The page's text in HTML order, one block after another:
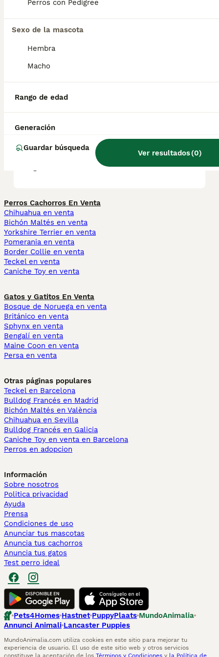
Perros con Pedigree
Sexo de la mascota
Hembra
Macho
Rango de edad
Generación
Guardar búsqueda
Ver resultados(0)
¿Cuánto cuestan los
cachorros de Lancashire
buenas mascotas?
¿Qué es un Texas heeler?
Perros Cachorros En Venta
Chihuahua en venta
Bichón Maltés en venta
Yorkshire Terrier en venta
Pomerania en venta
Border Collie en venta
Teckel en venta
Caniche Toy en venta
Gatos y Gatitos En Venta
Bosque de Noruega en venta
Británico en venta
Sphynx en venta
Bengalí en venta
Maine Coon en venta
Persa en venta
Otras páginas populares
Teckel en Barcelona
Bulldog Francés en Madrid
Bichón Maltés en València
Chihuahua en Sevilla
Bulldog Francés en Galicia
Caniche Toy en venta en Barcelona
Perros en adopcion
Información
Sobre nosotros
Politica privacidad
Ayuda
Prensa
Condiciones de uso
Anunciar tus mascotas
Anuncia tus cachorros
Anuncia tus gatos
Test perro ideal
Pets4Homes Hastnet PuppyPlaats MundoAnimalia
Annunci Animali Lancaster Puppies
MundoAnimalia.com utiliza cookies en este sitio para mejorar tu
experiencia de usuario. El uso de este sitio web y otros servicios